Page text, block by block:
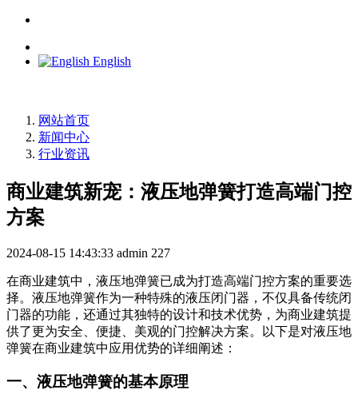
English
网站首页
新闻中心
行业资讯
商业建筑新宠：液压地弹簧打造高端门控
方案
2024-08-15 14:43:33 admin 227
在商业建筑中，液压地弹簧已成为打造高端门控方案的重要选
择。液压地弹簧作为一种特殊的液压闭门器，不仅具备传统闭
门器的功能，还通过其独特的设计和技术优势，为商业建筑提
供了更为安全、便捷、美观的门控解决方案。以下是对液压地
弹簧在商业建筑中应用优势的详细阐述：
一、液压地弹簧的基本原理